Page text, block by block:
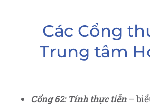
Các Cổng
Trung tâm
Cổng 62: Tính thực tiễn –